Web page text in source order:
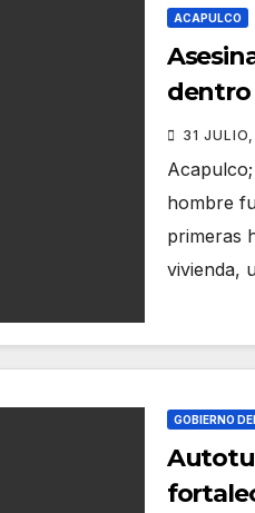
ACAPULCO
dentro
31
hombre
primeras
vivienda,
GOBIERNO